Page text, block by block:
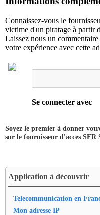
- Montigny-les-
95430MNL- Montsoult (12 km)
95480PAR- Parmain (3 km)
95491PLB- Le Plessis-
95572SO6
95572STO- Saint-Ouen-
95598SOY - Soisy-sous-
95607ZSS
- Taverny (12 km)
95625USS- Us (16 km)
95637VXL- Vaureal (16 km)
Connaissez-vous le
victime d'un piratage à partir
Laissez nous un
votre expérience avec cette
Se connecter avec
Soyez le premier à donner
sur le fournisseur d'acces SFR
Application à découvrir
Telecommunication en
Mon adresse IP